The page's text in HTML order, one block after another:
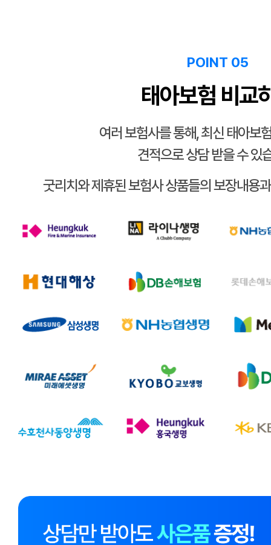
POINT 05
태아보험 비교
여러 보험사를 통해, 최신 태아보
견적으로 상담 받을 수 있
굿리치와 제휴된 보험사 상품들의 보장내용